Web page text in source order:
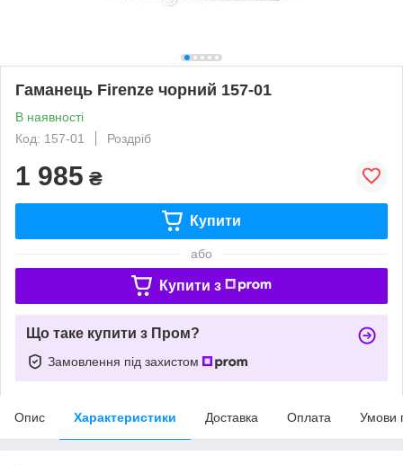
Гаманець Firenze чорний 157-01
В наявності
Код: 157-01
Роздріб
1 985 ₴
Купити
або
Купити з
Що таке купити з Пром?
Замовлення під захистом
Опис Характеристики Доставка Оплата Умови